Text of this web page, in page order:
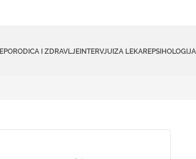
PORODICA I ZDRAVLJEINTERVJUIZA LEKAREPSIHOLOGIJA